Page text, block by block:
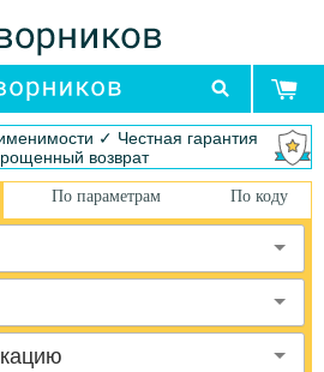
✓ Честная гарантия
возврат
По параметрам По коду